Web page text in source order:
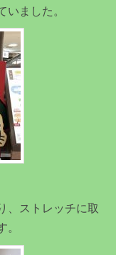
ました。
、ストレッチに取